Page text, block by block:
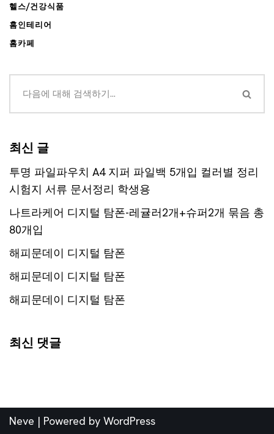
헬스/건강식품
홈인테리어
홈카페
최신 글
투명 파일파우치 A4 지퍼 파일백 5개입 컬러별 정리
시험지 서류 문서정리 학생용
나트라케어 디지털 탐폰-레귤러2개+슈퍼2개 묶음 총
80개입
해피문데이 디지털 탐폰
해피문데이 디지털 탐폰
해피문데이 디지털 탐폰
최신 댓글
Neve | Powered by WordPress